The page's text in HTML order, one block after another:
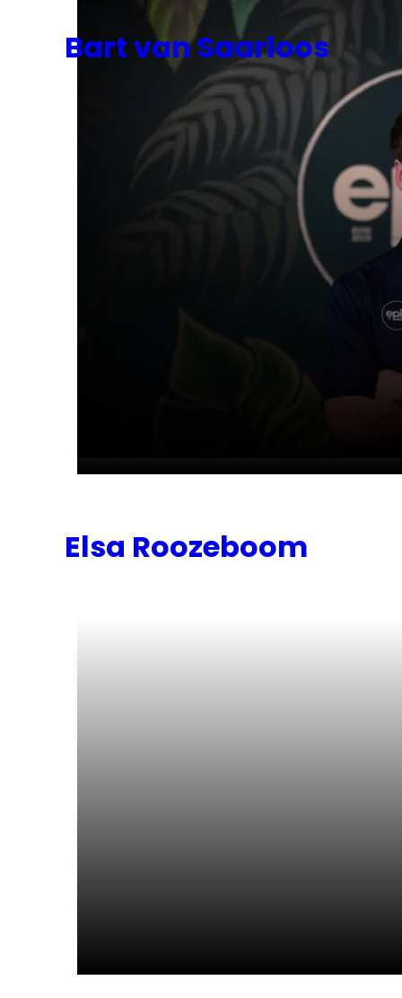
Bart van Saarloos
Elsa Roozeboom